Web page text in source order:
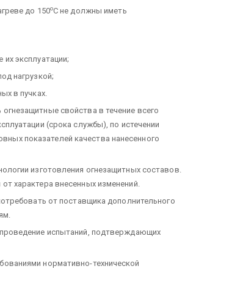
до 150оС не должны иметь
эксплуатации;
нагрузкой;
в пучках.
свойства в течение всего
(срока службы), по истечении
показателей качества нанесенного
изготовления огнезащитных составов.
характера внесенных изменений.
от поставщика дополнительного
испытаний, подтверждающих
нормативно-технической